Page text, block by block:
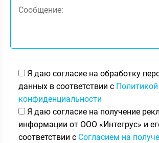
Я даю согласие на обработку
данных в соответствии с Политикой
конфиденциальности
Я даю согласие на получение
информации от ООО «Интегрус» и
соответствии с Согласием на